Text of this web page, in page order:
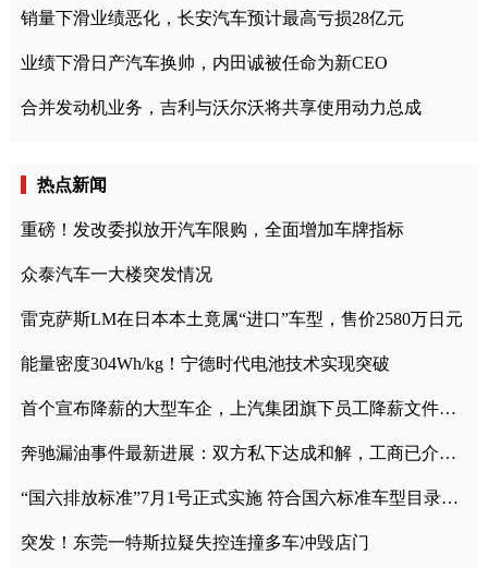
销量下滑业绩恶化，长安汽车预计最高亏损28亿元
业绩下滑日产汽车换帅，内田诚被任命为新CEO
合并发动机业务，吉利与沃尔沃将共享使用动力总成
热点新闻
重磅！发改委拟放开汽车限购，全面增加车牌指标
众泰汽车一大楼突发情况
雷克萨斯LM在日本本土竟属“进口”车型，售价2580万日元
能量密度304Wh/kg！宁德时代电池技术实现突破
首个宣布降薪的大型车企，上汽集团旗下员工降薪文件曝光
奔驰漏油事件最新进展：双方私下达成和解，工商已介入调查
“国六排放标准”7月1号正式实施 符合国六标准车型目录一览
突发！东莞一特斯拉疑失控连撞多车冲毁店门